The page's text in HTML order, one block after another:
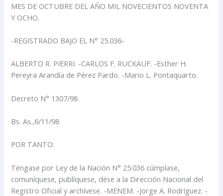
MES DE OCTUBRE DEL AÑO MIL NOVECIENTOS NOVENTA
Y OCHO.
-REGISTRADO BAJO EL N° 25.036-
ALBERTO R. PIERRI. -CARLOS F. RUCKAUF. -Esther H.
Pereyra Arandía de Pérez Pardo. -Mario L. Pontaquarto.
Decreto N° 1307/98
Bs. As.,6/11/98
POR TANTO:
Téngase por Ley de la Nación N° 25.036 cúmplase,
comuníquese, publíquese, dése a la Dirección Nacional del
Registro Oficial y archívese. -MENEM. -Jorge A. Rodríguez. -